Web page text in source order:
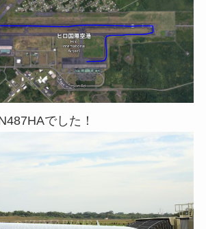
でした！